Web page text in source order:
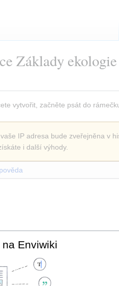
Základy
vytvořit, začněte psát do
IP adresa bude zveřejněna v
i další výhody.
Enviwiki